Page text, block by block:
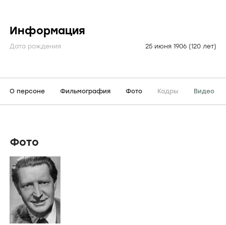
Информация
Дата рождения 25 июня 1906 (120 лет)
О персоне Фильмография Фото Кадры Видео
Фото